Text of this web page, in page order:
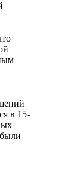
в 15-